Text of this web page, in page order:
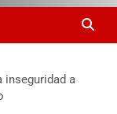
inseguridad a